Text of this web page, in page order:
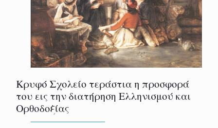
Κρυφό Σχολείο τεράστια η προσφορά
του εις την διατήρηση Ελληνισμού και
Ορθοδοξίας